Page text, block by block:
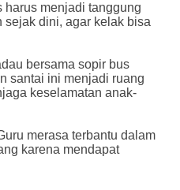
harus menjadi tanggung
sejak dini, agar kelak bisa
bersama sopir bus
santai ini menjadi ruang
keselamatan anak-
merasa terbantu dalam
karena mendapat